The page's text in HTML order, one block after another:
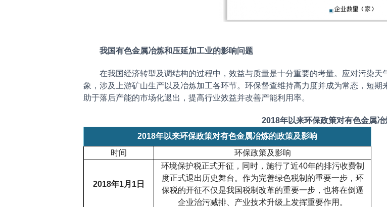
我国有色金属冶炼和压延加工业的影响问题
在我国经济转型及调结构的过程中，效益与质量是十分重要的考量。应对污染天
象，涉及上游矿山生产以及冶炼加工各环节。环保督查维持高力度并成为常态，短
助于落后产能的市场化退出，提高行业效益并改善产能利用率。
2018年以来环保政策对有色金属
2018年以来环保政策对有色金属冶炼的政策及影响
时间
环保政策及影响
2018年1月 1 日
环境保护税正式开征 ，同时，施行了近40年的排污收费制
度正式退出历史舞台。作为完善绿色税制的重要一步，环
保税的开征不仅是我国税制改革的重要一步，也将在倒逼
企业治污减排、产业技术升级上发挥重要作用。